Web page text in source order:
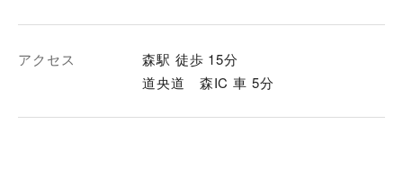
アクセス
森駅 徒歩 15分
道央道 森IC 車 5分